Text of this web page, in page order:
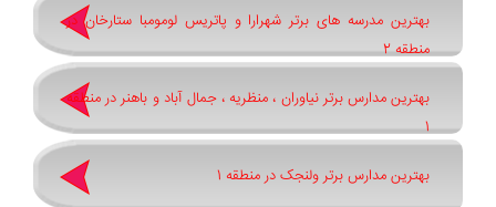
بهترین مدرسه های برتر شهرارا و پاتريس لومومبا ستارخان در
منطقه 2
بهترین مدارس برتر نیاوران ، منظریه ، جمال آباد و باهنر در منطقه
1
بهترین مدارس برتر ولنجک در منطقه 1